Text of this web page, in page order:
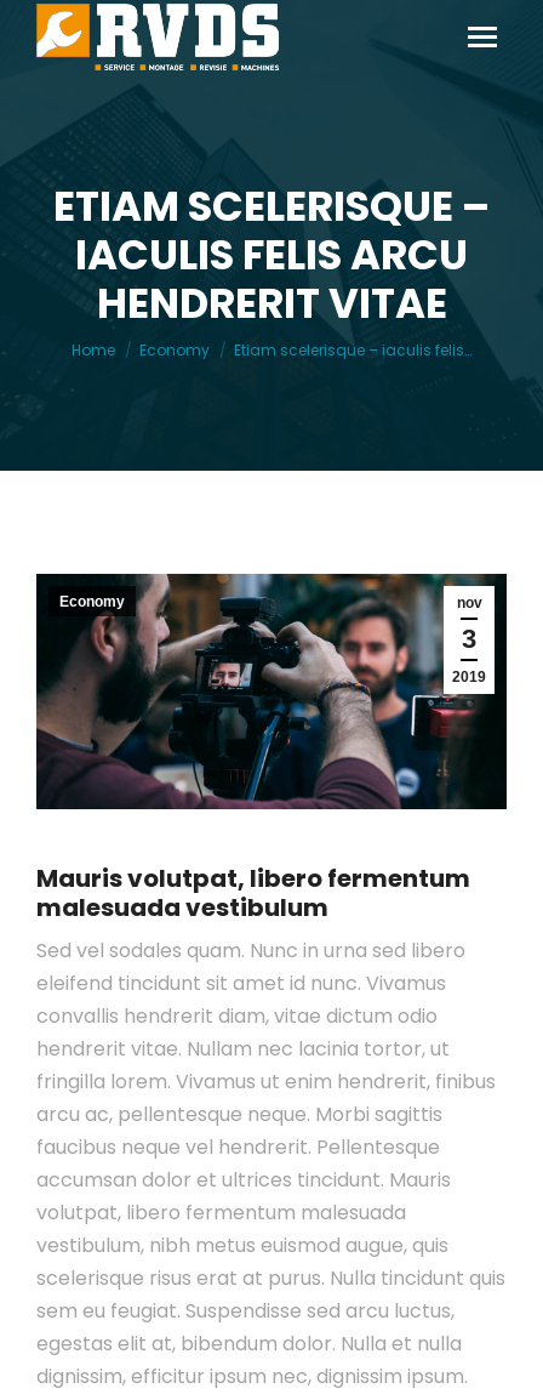
ETIAM SCELERISQUE –
IACULIS FELIS ARCU
HENDRERIT VITAE
Je bent hier:
Home Economy Etiam scelerisque – iaculis felis…
nov
3
2019
Economy
Mauris volutpat, libero fermentum
malesuada vestibulum
Sed vel sodales quam. Nunc in urna sed libero
eleifend tincidunt sit amet id nunc. Vivamus
convallis hendrerit diam, vitae dictum odio
hendrerit vitae. Nullam nec lacinia tortor, ut
fringilla lorem. Vivamus ut enim hendrerit, finibus
arcu ac, pellentesque neque. Morbi sagittis
faucibus neque vel hendrerit. Pellentesque
accumsan dolor et ultrices tincidunt. Mauris
volutpat, libero fermentum malesuada
vestibulum, nibh metus euismod augue, quis
scelerisque risus erat at purus. Nulla tincidunt quis
sem eu feugiat. Suspendisse sed arcu luctus,
egestas elit at, bibendum dolor. Nulla et nulla
dignissim, efficitur ipsum nec, dignissim ipsum.